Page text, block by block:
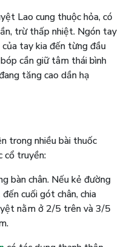
Lao cung thuộc hỏa, có
trừ thấp nhiệt. Ngón tay
tay kia đến từng đầu
cần giữ tâm thái bình
tăng cao dần hạ
trong nhiều bài thuốc
cổ truyền:
bàn chân. Nếu kẻ đường
cuối gót chân, chia
nằm ở 2/5 trên và 3/5